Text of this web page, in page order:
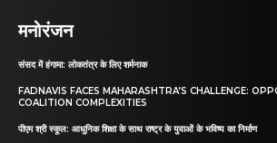
मनोरंजन
संसद में हंगामा: लोकतंत्र के लिए शर्मनाक
FADNAVIS FACES MAHARASHTRA’S CHALLENGE:
COALITION COMPLEXITIES
पीएम श्री स्कूल: आधुनिक शिक्षा के साथ राष्ट्र के युवाओं के भविष्य का निर्माण